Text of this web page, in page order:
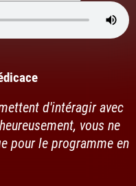
d'intéragir avec
vous ne
pour le programme en